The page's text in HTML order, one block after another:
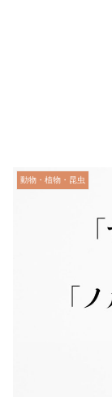
動物・植物・昆虫